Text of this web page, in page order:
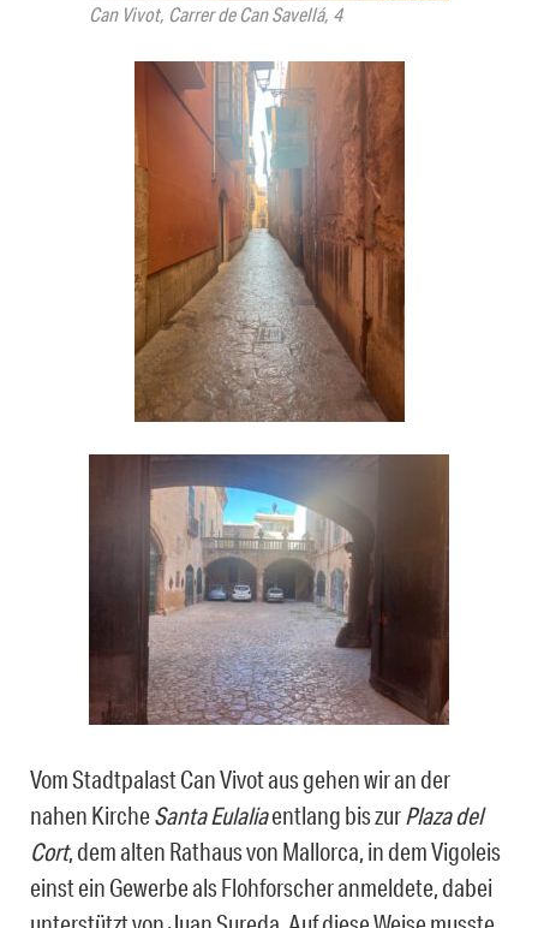
Can Vivot, Carrer de Can Savellá, 4
Vom Stadtpalast Can Vivot aus gehen wir an der
nahen KircheSanta Eulaliaentlang bis zurPlaza del
Cort, dem alten Rathaus von Mallorca, in dem Vigoleis
einst ein Gewerbe als Flohforscher anmeldete, dabei